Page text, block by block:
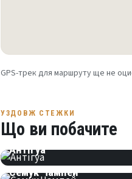
GPS-трек для маршруту ще не
УЗДОВЖ СТЕЖКИ
Що ви побачите
МІСТО
Антігуа
Семук Чампей